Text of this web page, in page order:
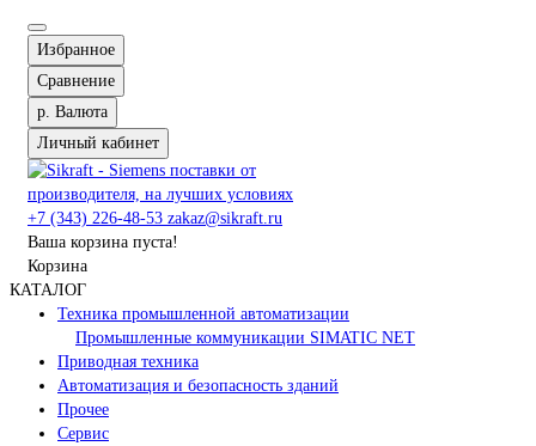
Избранное
Сравнение
р. Валюта
Личный кабинет
+7 (343) 226-48-53 zakaz@sikraft.ru
Ваша корзина пуста!
Корзина
КАТАЛОГ
Техника промышленной автоматизации
Промышленные коммуникации SIMATIC NET
Приводная техника
Автоматизация и безопасность зданий
Прочее
Сервис